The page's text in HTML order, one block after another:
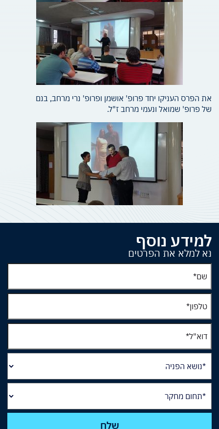
את הפרס העניקו יחד פרופ' אושמן ופרופ' נרי מרחב, בנם
של פרופ' שמואל ונעמי מרחב ז"ל.
למידע נוסף
נא למלא את הפרטים